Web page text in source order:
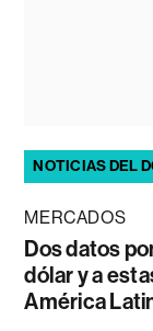
NOTICIAS DEL
MERCADOS
Dos datos
dólar y a
América